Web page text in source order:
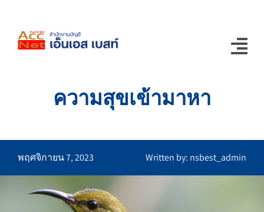
content
รู้แล้วอยากเล่า
ความสุขเข้ามาหา
พฤศจิกายน 7, 2023 Written by: nsbest_admin